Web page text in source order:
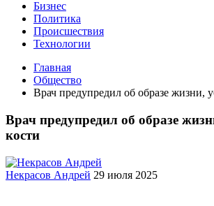
Бизнес
Политика
Происшествия
Технологии
Главная
Общество
Врач предупредил об образе жизни,
Врач предупредил об образе
кости
Некрасов Андрей 29 июля 2025